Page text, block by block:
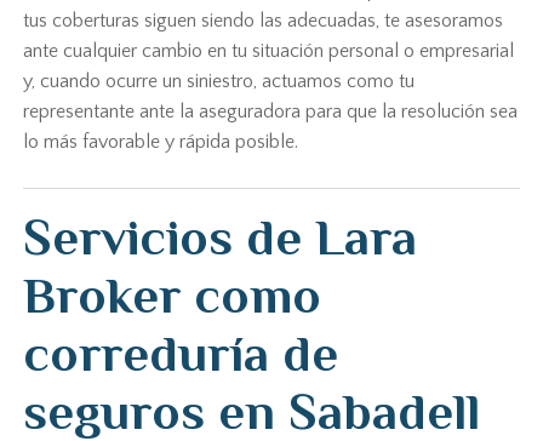
tus coberturas siguen siendo las adecuadas, te asesoramos
ante cualquier cambio en tu situación personal o empresarial
y, cuando ocurre un siniestro, actuamos como tu
representante ante la aseguradora para que la resolución sea
lo más favorable y rápida posible.
Servicios de Lara
Broker como
correduría de
seguros en Sabadell